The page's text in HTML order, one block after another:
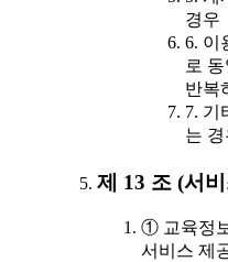
경우
6. 이
로
반복
7. 기
는 경
제 13 조 (서
① 교육정
서비스 제